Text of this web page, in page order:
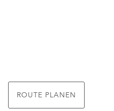
ROUTE PLANEN